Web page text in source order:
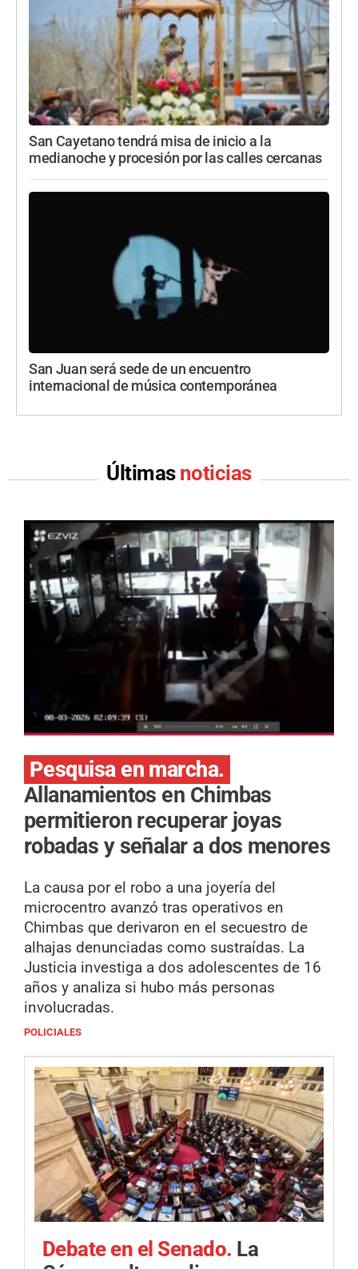
San Cayetano tendrá misa de inicio a la
medianoche y procesión por las calles cercanas
San Juan será sede de un encuentro
internacional de música contemporánea
Últimas noticias
Pesquisa en marcha.
Allanamientos en Chimbas
permitieron recuperar joyas
robadas y señalar a dos menores
La causa por el robo a una joyería del
microcentro avanzó tras operativos en
Chimbas que derivaron en el secuestro de
alhajas denunciadas como sustraídas. La
Justicia investiga a dos adolescentes de 16
años y analiza si hubo más personas
involucradas.
POLICIALES
Debate en el Senado. La